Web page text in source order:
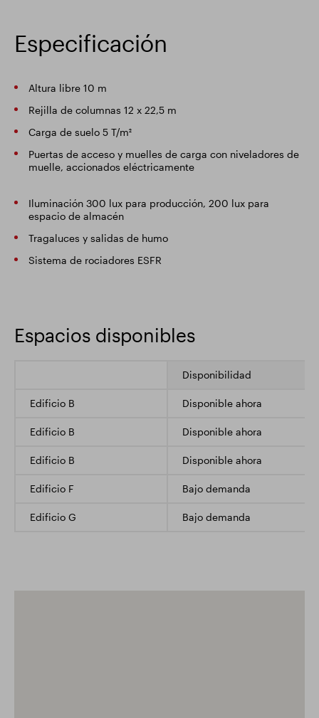
Especificación
Altura libre 10 m
Rejilla de columnas 12 x 22,5 m
Carga de suelo 5 T/m²
Puertas de acceso y muelles de carga con niveladores de
muelle, accionados eléctricamente
Iluminación 300 lux para producción, 200 lux para
espacio de almacén
Tragaluces y salidas de humo
Sistema de rociadores ESFR
Espacios disponibles
Disponibilidad
Edificio B Disponible ahora
Edificio B Disponible ahora
Edificio B Disponible ahora
Edificio F Bajo demanda
Edificio G Bajo demanda